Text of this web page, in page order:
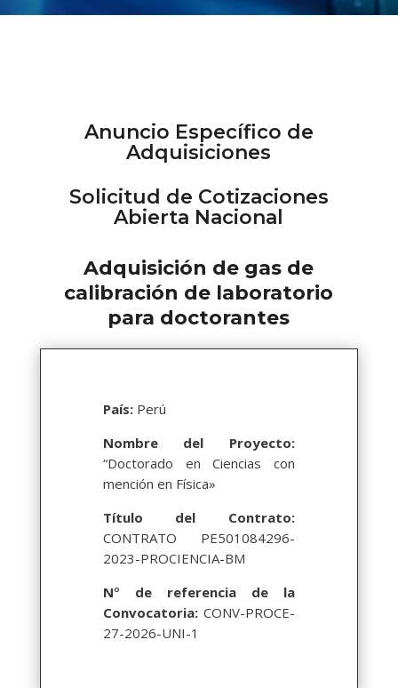
Anuncio Específico de
Adquisiciones
Solicitud de Cotizaciones
Abierta Nacional
Adquisición de gas de
calibración de laboratorio
para doctorantes
País: Perú
Nombre del Proyecto:
“Doctorado en Ciencias con
mención en Física»
Título del Contrato:
CONTRATO PE501084296-
2023-PROCIENCIA-BM
N° de referencia de la
Convocatoria:CONV-PROCE-
27-2026-UNI-1